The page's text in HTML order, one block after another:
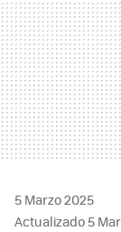
5 Marzo 2025
Actualizado 5